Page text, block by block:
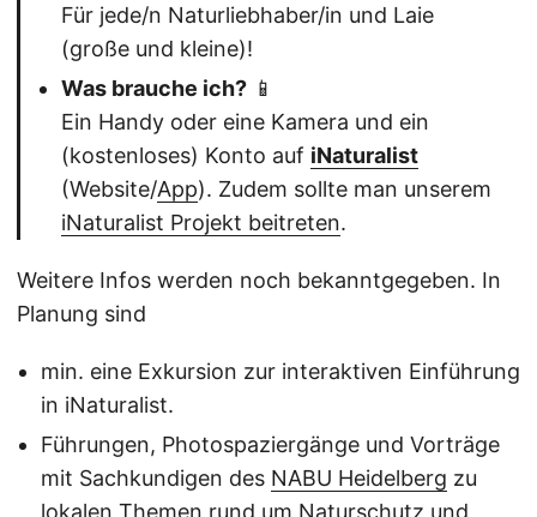
Für jede/n Naturliebhaber/in und Laie
(große und kleine)!
Was brauche ich? 📱
Ein Handy oder eine Kamera und ein
(kostenloses) Konto auf iNaturalist
(Website/App). Zudem sollte man unserem
iNaturalist Projekt beitreten.
Weitere Infos werden noch bekanntgegeben. In
Planung sind
min. eine Exkursion zur interaktiven Einführung
in iNaturalist.
Führungen, Photospaziergänge und Vorträge
mit Sachkundigen des NABU Heidelberg zu
lokalen Themen rund um Naturschutz und